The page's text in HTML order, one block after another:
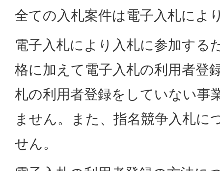
全ての入札案件は電子入札によ
電子入札により入札に参加する
格に加えて電子入札の利用者登
札の利用者登録をしていない事
ません。また、指名競争入札に
せん。